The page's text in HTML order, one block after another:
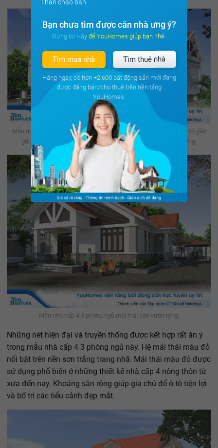
Mẫu nhà cấp 4 3 phòng ngut mái thái thiết kế chữ L với mái ngói đỏ gần
gũi, nổi bật và thân thuộc với những mẫu nhà cấp 4 truyền thống.
Mẫu nhà cấp 4 3 phòng ngủ mái thái sân vườn rộng.
Những nét hiện đại và truyền thống được kết hợp rất ăn ý
trong mẫu nhà cấp 4 3 phòng ngủ này. Hệ mái thái màu đỏ
nổi bật trên nền sơn trắng trang nhã. Mái thái màu đỏ được
sử dụng phổ biến ở những thiết kế nhà cấp 4 nông thôn từ
xưa đến nay. Khoảng sân rộng giúp gia chủ để ô tô tiện lợi
và bố trí các tiểu cảnh đẹp mắt.
Bạn chưa tìm được căn nhà ưng ý?
Đừng lo! Hãy để YouHomes giúp bạn nhé.
Tìm mua nhà Tìm thuê nhà
Hàng ngày, có hơn +2.600bất động sản mới đang
được đăng bán/cho thuê trên nền tảng
YouHomes.